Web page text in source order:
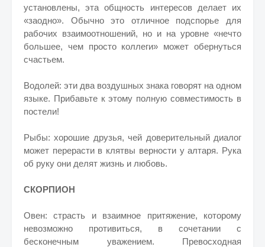
установлены, эта общность интересов делает их
«заодно». Обычно это отличное подспорье для
рабочих взаимоотношений, но и на уровне «нечто
большее, чем просто коллеги» может обернуться
счастьем.
Водолей: эти два воздушных знака говорят на одном
языке. Прибавьте к этому полную совместимость в
постели!
Рыбы: хорошие друзья, чей доверительный диалог
может перерасти в клятвы верности у алтаря. Рука
об руку они делят жизнь и любовь.
СКОРПИОН
Овен: страсть и взаимное притяжение, которому
невозможно противиться, в сочетании с
бесконечным уважением. Превосходная